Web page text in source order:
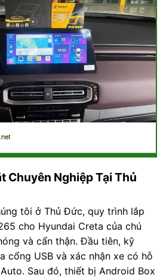
Chuyên Nghiệp Tại Thủ
tôi ở Thủ Đức, quy trình lắp
cho Hyundai Creta của chú
và cẩn thận. Đầu tiên, kỹ
cổng USB và xác nhận xe có hỗ
Sau đó, thiết bị Android Box